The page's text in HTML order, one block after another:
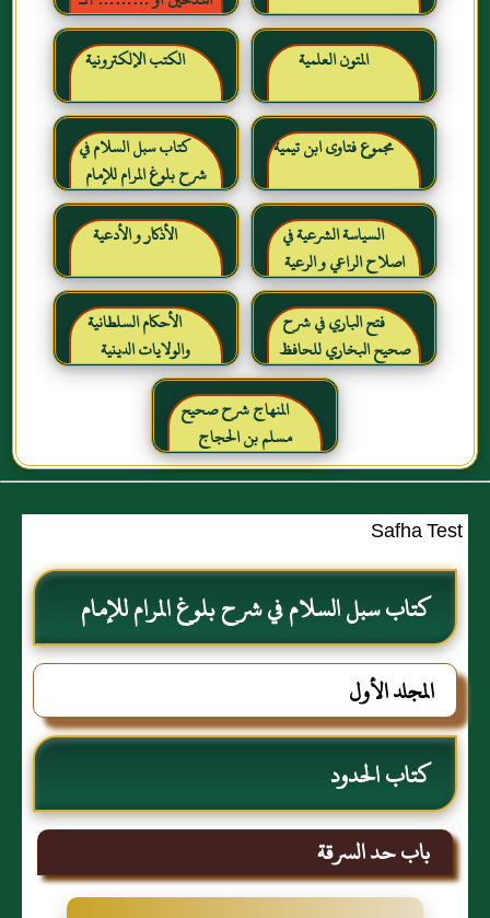
حقائق وأرقام ناطقة ، لكن
لا يسمعها المدخنون حرره
خالد بن عبد الرحمن بن حمد
الشايع
المتون العلمية الكتب الإلكترونية
مجموع فتاوى ابن تيمية
كتاب سبل السلام في
شرح بلوغ المرام للإمام
الصنعاني رحمه الله
السياسة الشرعية في
اصلاح الراعي و الرعية
الأذكار و الأدعية
فتح الباري في شرح
صحيح البخاري للحافظ
ابن حجر العسقلاني
الأحكام السلطانية
والولايات الدينية
المنهاج شرح صحيح
مسلم بن الحجاج
Safha Test
كتاب سبل السلام في شرح بلوغ المرام للإمام
الصنعاني رحمه الله
المجلد الأول
كتاب الحدود
باب حد السرقة